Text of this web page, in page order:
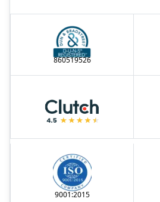
860519526
9001:2015